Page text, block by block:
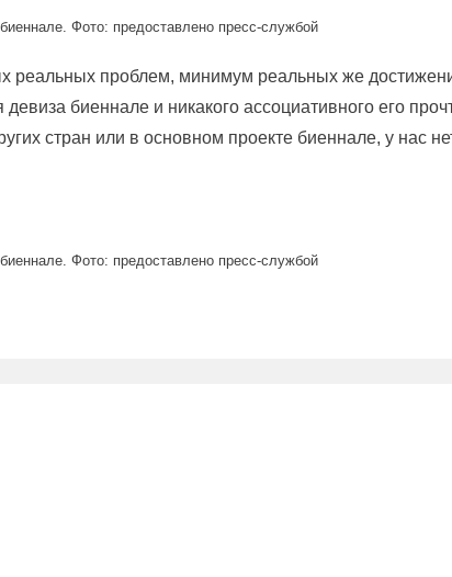
Фото: предоставлено пресс-службой
реальных проблем, минимум реальных же
биеннале и никакого ассоциативного его
стран или в основном проекте биеннале, у нас
Фото: предоставлено пресс-службой